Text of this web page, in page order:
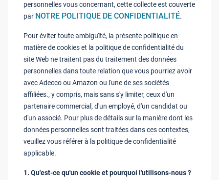
personnelles vous concernant, cette collecte est couverte
par NOTRE POLITIQUE DE CONFIDENTIALITÉ.
Pour éviter toute ambiguïté, la présente politique en
matière de cookies et la politique de confidentialité du
site Web ne traitent pas du traitement des données
personnelles dans toute relation que vous pourriez avoir
avec Adecco ou Amazon ou l'une de ses sociétés
affiliées., y compris, mais sans s'y limiter, ceux d'un
partenaire commercial, d'un employé, d'un candidat ou
d'un associé. Pour plus de détails sur la manière dont les
données personnelles sont traitées dans ces contextes,
veuillez vous référer à la politique de confidentialité
applicable.
1. Qu'est-ce qu'un cookie et pourquoi l'utilisons-nous ?